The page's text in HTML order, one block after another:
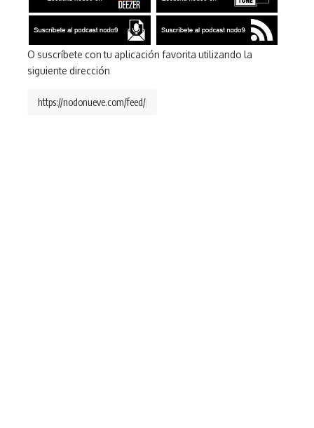
O suscríbete con tu aplicación favorita utilizando la
siguiente dirección